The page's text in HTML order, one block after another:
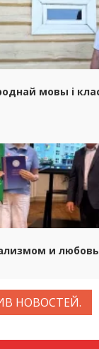
мовы i
и
НОВОСТЕЙ.